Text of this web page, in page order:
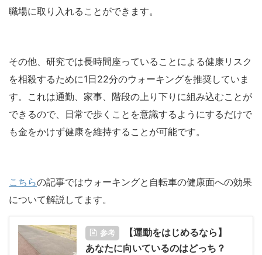
職場に取り入れることができます。
その他、研究では長時間座っていることによる健康リスク
を相殺するために1日22分のウォーキングを推奨していま
す。これは通勤、家事、階段の上り下りに組み込むことが
できるので、日常で歩くことを意識するようにするだけで
も金をかけず健康を維持することが可能です。
こちらの記事ではウォーキングと自転車の健康面への効果
について解説してます。
参考
【運動をはじめるなら】
あなたに向いているのはどっち？